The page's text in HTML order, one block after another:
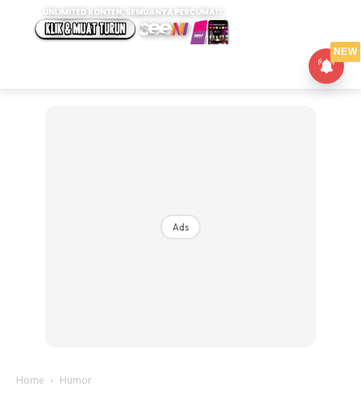
Ads
Home Humor
NEW